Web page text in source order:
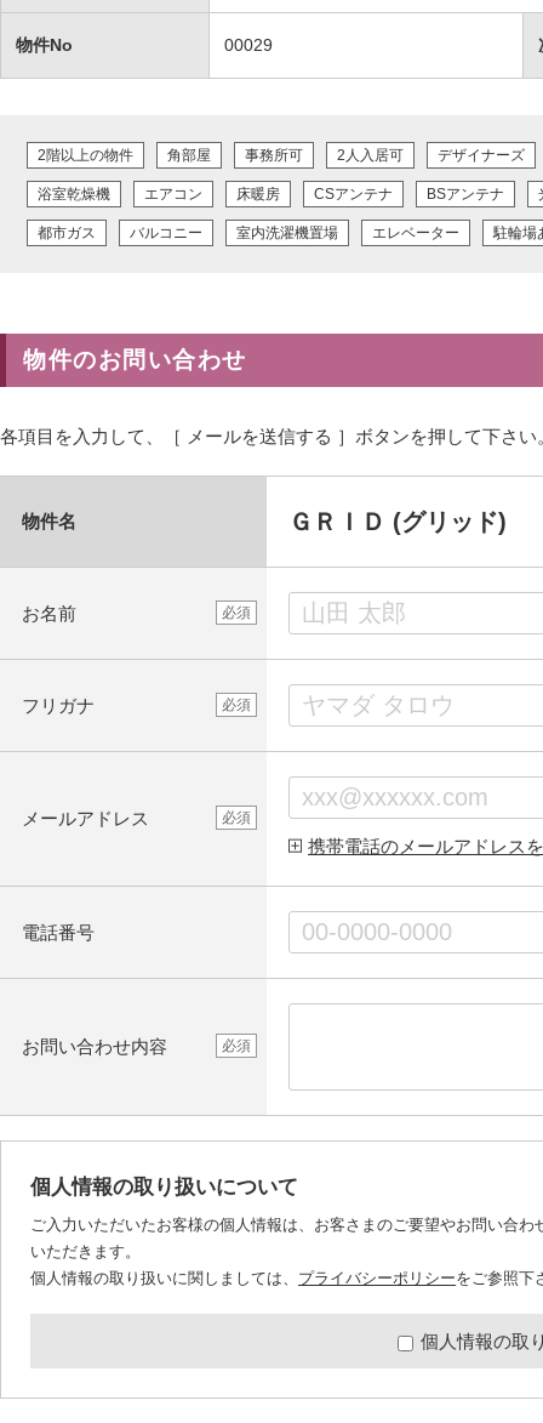
物件No 00029
2階以上の物件 角部屋 事務所可 2人入居可 デザイナーズ
浴室乾燥機 エアコン 床暖房 CSアンテナ BSアンテナ
都市ガス バルコニー 室内洗濯機置場 エレベーター 駐輪場
物件のお問い合わせ
各項目を入力して、［ メールを送信する ］ボタンを押して下さい
物件名 ＧＲＩＤ (グリッド)
お名前 必須
フリガナ 必須
メールアドレス 必須
携帯電話のメールアドレス
電話番号
お問い合わせ内容 必須
個人情報の取り扱いについて
ご入力いただいたお客様の個人情報は、お客さまのご要望やお問い合
いただきます。
個人情報の取り扱いに関しましては、 プライバシーポリシーをご参照下
個人情報の取